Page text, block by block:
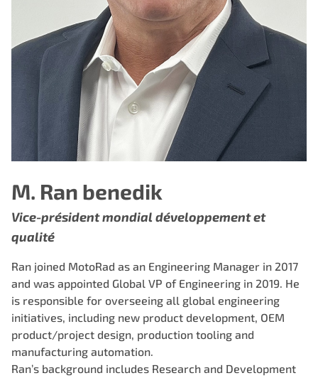
M. Ran benedik
Vice-président mondial développement et
qualité
Ran joined MotoRad as an Engineering Manager in 2017
and was appointed Global VP of Engineering in 2019. He
is responsible for overseeing all global engineering
initiatives, including new product development, OEM
product/project design, production tooling and
manufacturing automation.
Ran’s background includes Research and Development